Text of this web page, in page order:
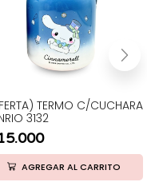
TERMO C/CUCHARA
3132
AGREGAR AL CARRITO